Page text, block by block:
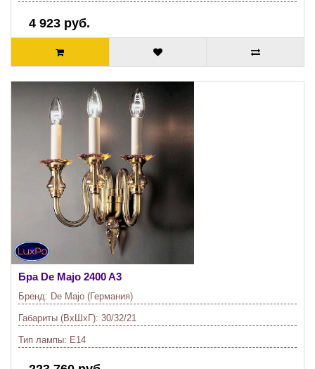
4 923 руб.
Бра De Majo 2400 A3
Бренд: De Majo (Германия)
Габариты (ВхШхГ): 30/32/21
Тип лампы: E14